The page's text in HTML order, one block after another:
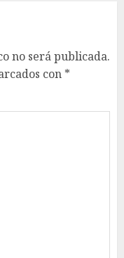
no será publicada.
con *